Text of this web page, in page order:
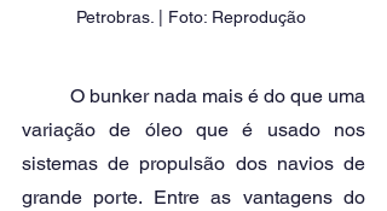
Petrobras. | Foto: Reprodução
variação de óleo que é usado nos
sistemas de propulsão dos navios de
grande porte. Entre as vantagens do